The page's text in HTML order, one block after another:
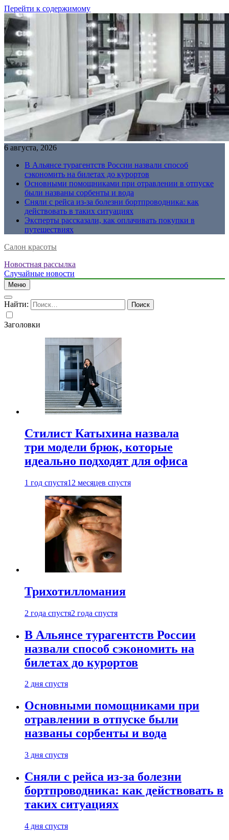
Перейти к содержимому
6 августа, 2026
В Альянсе турагентств России назвали способ
сэкономить на билетах до курортов
Основными помощниками при отравлении в отпуске
были названы сорбенты и вода
Сняли с рейса из-за болезни бортпроводника: как
действовать в таких ситуациях
Эксперты рассказали, как оплачивать покупки в
путешествиях
Салон красоты
Новостная рассылка
Случайные новости
Меню
Найти:
Заголовки
Стилист Катыхина назвала
три модели брюк, которые
идеально подходят для офиса
1 год спустя12 месяцев спустя
Трихотилломания
2 года спустя2 года спустя
В Альянсе турагентств России
назвали способ сэкономить на
билетах до курортов
2 дня спустя
Основными помощниками при
отравлении в отпуске были
названы сорбенты и вода
3 дня спустя
Сняли с рейса из-за болезни
бортпроводника: как действовать в
таких ситуациях
4 дня спустя